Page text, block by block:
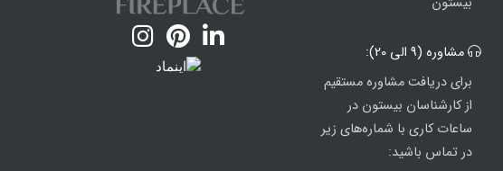
مشاوره (9 الی 20):
برای دریافت مشاوره مستقیم
از کارشناسان بیستون در
ساعات کاری با شماره‌های زیر
در تماس باشید: